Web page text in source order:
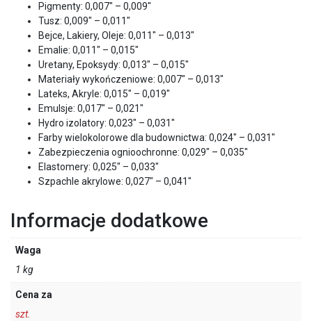
Pigmenty: 0,007″ – 0,009″
Tusz: 0,009″ – 0,011″
Bejce, Lakiery, Oleje: 0,011″ – 0,013″
Emalie: 0,011″ – 0,015″
Uretany, Epoksydy: 0,013″ – 0,015″
Materiały wykończeniowe: 0,007″ – 0,013″
Lateks, Akryle: 0,015″ – 0,019″
Emulsje: 0,017″ – 0,021″
Hydro izolatory: 0,023″ – 0,031″
Farby wielokolorowe dla budownictwa: 0,024″ – 0,031″
Zabezpieczenia ognioochronne: 0,029″ – 0,035″
Elastomery: 0,025″ – 0,033″
Szpachle akrylowe: 0,027″ – 0,041″
Informacje dodatkowe
Waga
1 kg
Cena za
szt.